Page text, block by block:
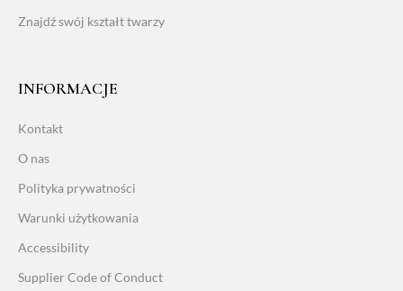
Znajdź swój kształt twarzy
INFORMACJE
Kontakt
O nas
Polityka prywatności
Warunki użytkowania
Accessibility
Supplier Code of Conduct